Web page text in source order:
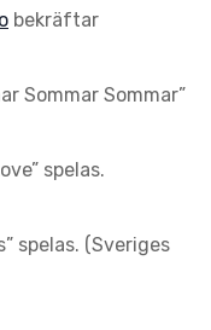
bekräftar
Sommar Sommar”
spelas.
spelas. (Sveriges